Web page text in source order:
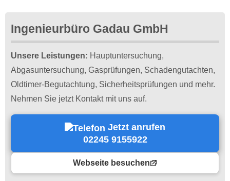
Ingenieurbüro Gadau GmbH
Unsere Leistungen: Hauptuntersuchung,
Abgasuntersuchung, Gasprüfungen, Schadengutachten,
Oldtimer-Begutachtung, Sicherheitsprüfungen und mehr.
Nehmen Sie jetzt Kontakt mit uns auf.
Jetzt anrufen
02245 9155922
Webseite besuchen